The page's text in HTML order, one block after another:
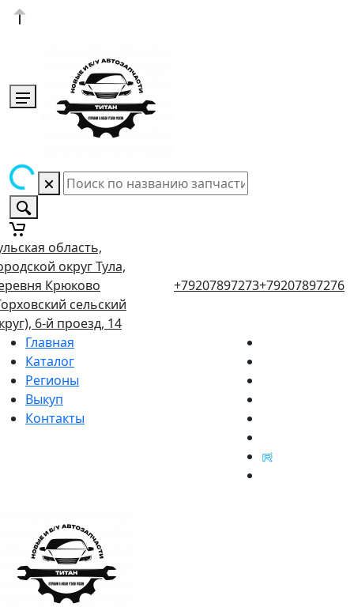
область,
округ Тула,
Крюково
сельский
6-й проезд, 14
+79207897273+79207897276
Главная
Каталог
Регионы
Выкуп
Контакты